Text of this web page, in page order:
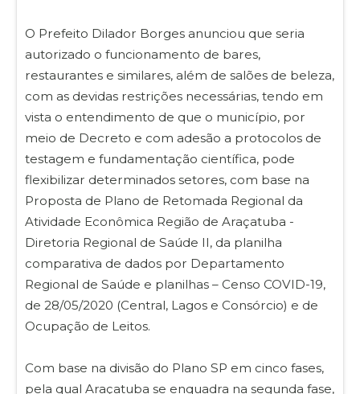
O Prefeito Dilador Borges anunciou que seria
autorizado o funcionamento de bares,
restaurantes e similares, além de salões de beleza,
com as devidas restrições necessárias, tendo em
vista o entendimento de que o município, por
meio de Decreto e com adesão a protocolos de
testagem e fundamentação científica, pode
flexibilizar determinados setores, com base na
Proposta de Plano de Retomada Regional da
Atividade Econômica Região de Araçatuba -
Diretoria Regional de Saúde II, da planilha
comparativa de dados por Departamento
Regional de Saúde e planilhas – Censo COVID-19,
de 28/05/2020 (Central, Lagos e Consórcio) e de
Ocupação de Leitos.
Com base na divisão do Plano SP em cinco fases,
pela qual Araçatuba se enquadra na segunda fase,